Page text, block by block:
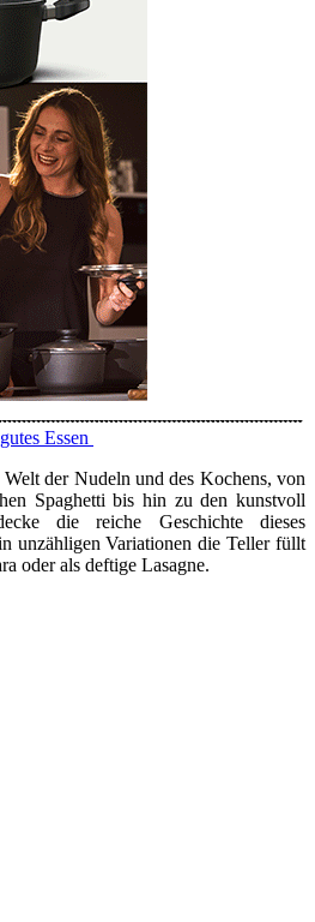
der Nudeln und des Kochens, von
Spaghetti bis hin zu den kunstvoll
die reiche Geschichte dieses
unzähligen Variationen die Teller füllt
oder als deftige Lasagne.